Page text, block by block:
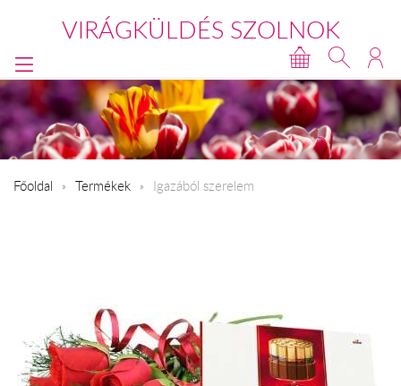
VIRÁGKÜLDÉS SZOLNOK
Főoldal Termékek Igazából szerelem